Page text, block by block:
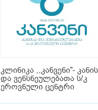
კლინიკა ,,კანვენი''-
და ვენსნეულებათა ს/კ
ეროვნული ცენტრი